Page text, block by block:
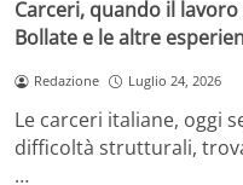
Carceri, quando il
Bollate e le altre
Redazione Luglio 24, 2026
Le carceri italiane, oggi
difficoltà strutturali,
…